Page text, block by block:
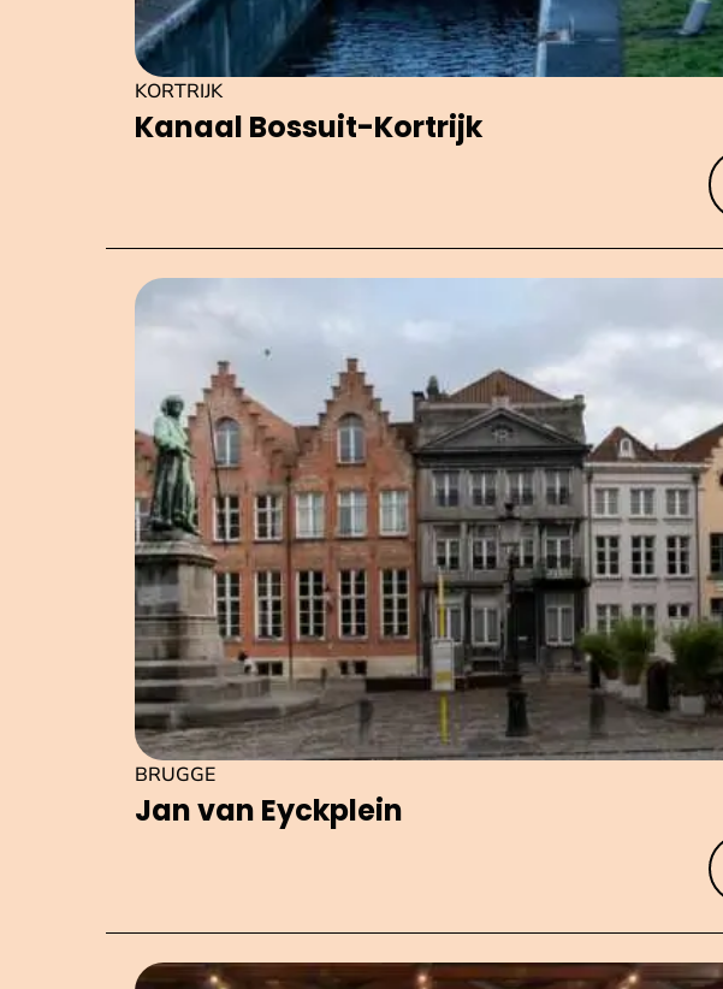
Kanaal Bossuit-Kortrijk
KORTRIJK
Jan van Eyckplein
BRUGGE